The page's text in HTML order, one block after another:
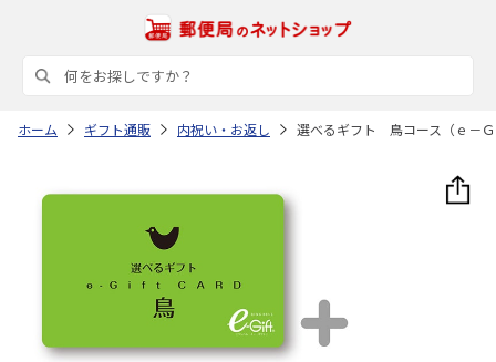
ホーム ギフト通販 内祝い・お返し 選べるギフト 鳥コース（ｅ－